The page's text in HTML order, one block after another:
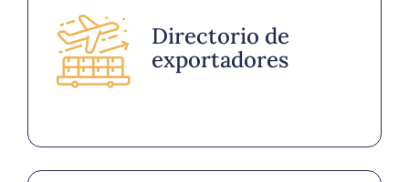
Directorio de
exportadores